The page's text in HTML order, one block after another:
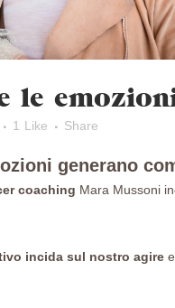
le
1 Like Share
generano
coaching Mara Mussoni
incida sul nostro agiree